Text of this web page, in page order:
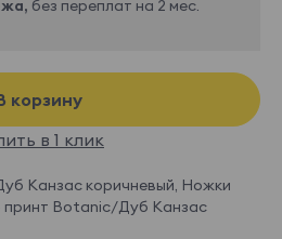
без переплат на 2 мес.
корзину
в 1 клик
Канзас коричневый, Ножки
принт Botanic/Дуб Канзас